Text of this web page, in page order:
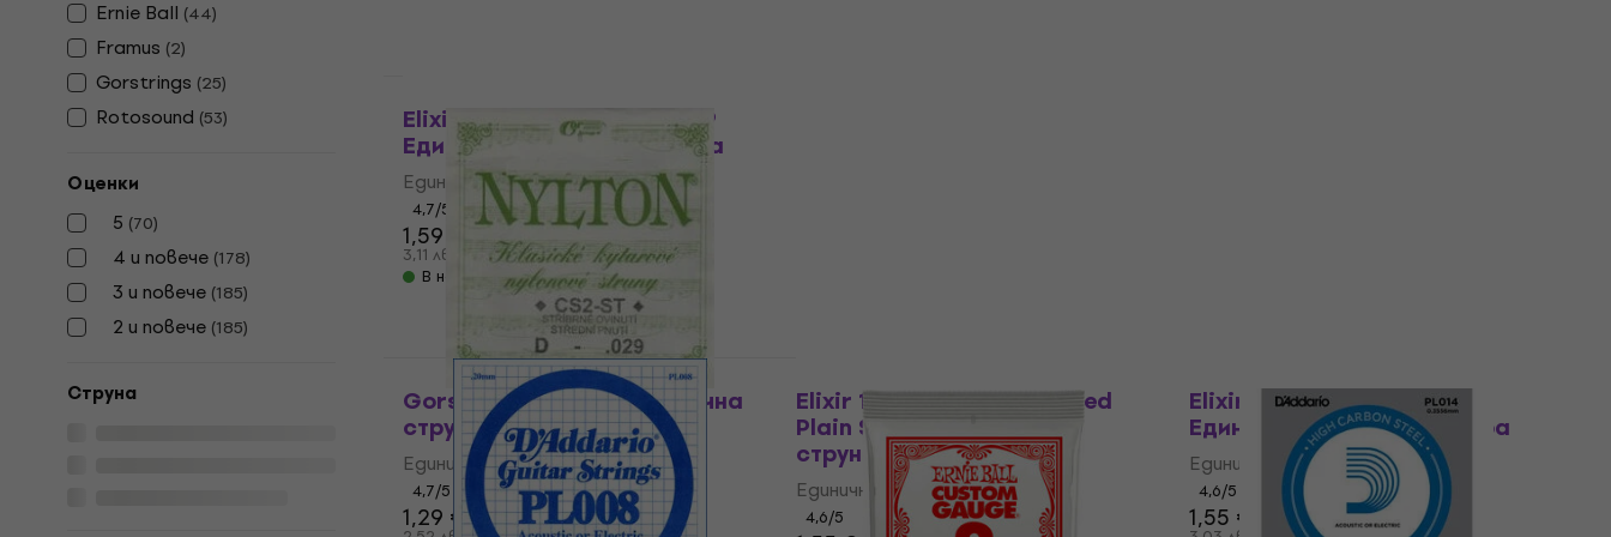
Ernie Ball (44)
Framus (2)
Gorstrings (25)
Rotosound (53)
Оценки
5 (70)
4 и повече (178)
3 и повече (185)
2 и повече (185)
Cтруна
Elixir 13009 Plain Steel .009
Единична струна за китара
Единична струна за китара
4,7/5
1,59 €
3,11 лв
В наличност
Gorstrings CS2STD Единична
струна за китара
Единична струна за китара
4,7/5
1,29 €
Elixir 13010 Anti-Rust Plated
Plain Steel .010 Единична
струна за китара
Единична струна за китара
4,6/5
Elixir 13011 Plain Steel .011
Единична струна за китара
Единична струна за китара
4,6/5
1,55 €